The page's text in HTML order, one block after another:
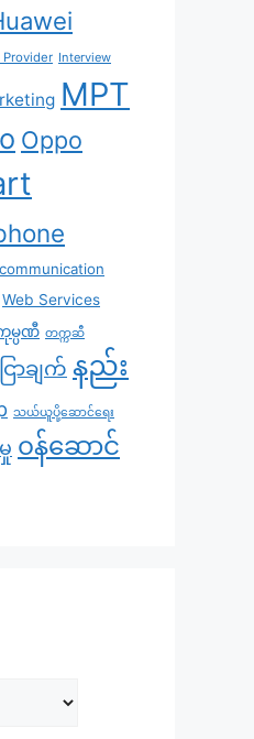
Provider Interview
MPT
Oppo
Web Services
မ္ပဏီ တက္ကဆီ
ာချက် နည်း
သယ်ယူပို့ဆောင်ရေး
၀န်ဆောင်